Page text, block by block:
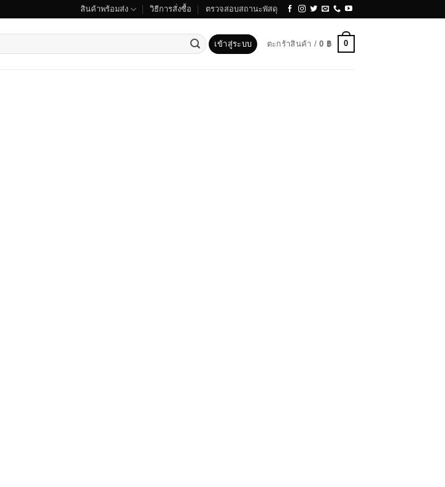
สินค้าพร้อมส่ง วิธีการสั่งซื้อ ตรวจสอบสถานะพัสดุ
เข้าสู่ระบบ ตะกร้าสินค้า /0 ฿ 0